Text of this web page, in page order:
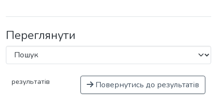
Переглянути
результатів Повернутись до результатів